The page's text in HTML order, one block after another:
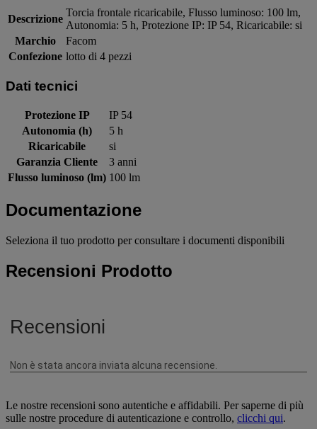
Descrizione
Torcia frontale ricaricabile, Flusso luminoso: 100 lm,
Autonomia: 5 h, Protezione IP: IP 54, Ricaricabile: si
Marchio
Facom
Confezione lotto di 4 pezzi
Dati tecnici
Protezione IP
IP 54
Autonomia (h)
5 h
Ricaricabile
si
Garanzia Cliente
3 anni
Flusso luminoso (lm) 100 lm
Documentazione
Seleziona il tuo prodotto per consultare i documenti disponibili
Recensioni Prodotto
Le nostre recensioni sono autentiche e affidabili. Per saperne di più
sulle nostre procedure di autenticazione e controllo, clicchi qui.